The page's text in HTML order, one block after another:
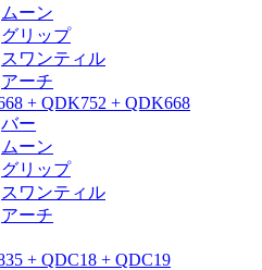
ムーン
グリップ
スワンティル
アーチ
+ QDK752 + QDK668
バー
ムーン
グリップ
スワンティル
アーチ
+ QDC18 + QDC19